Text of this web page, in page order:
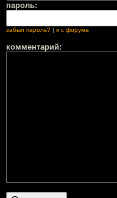
пароль:
забыл пароль? я с форума
комментарий: